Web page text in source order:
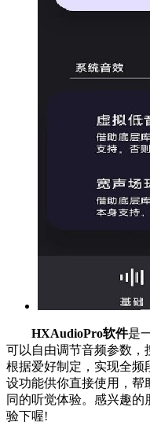
HXAudioPro软件是
可以自由调节音频参数，
根据爱好制定，实现全频
设功能供你直接使用，帮
同的听觉体验。感兴趣
验下喔!